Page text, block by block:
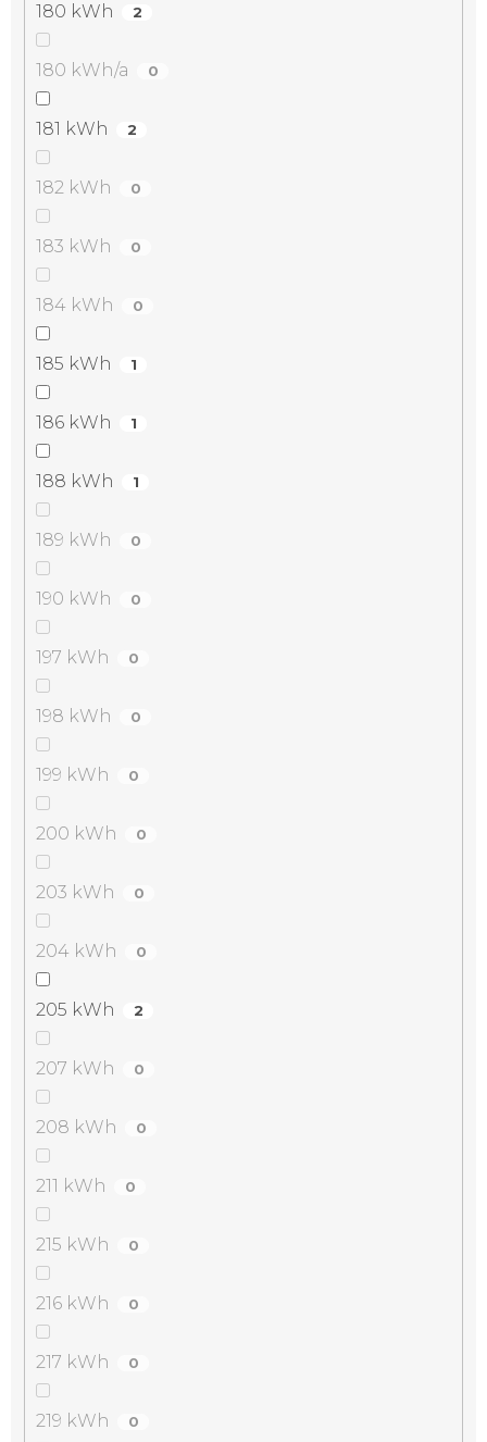
180 kWh 2
180 kWh/a 0
181 kWh 2
182 kWh 0
183 kWh 0
184 kWh 0
185 kWh 1
186 kWh 1
188 kWh 1
189 kWh 0
190 kWh 0
197 kWh 0
198 kWh 0
199 kWh 0
200 kWh 0
203 kWh 0
204 kWh 0
205 kWh 2
207 kWh 0
208 kWh 0
211 kWh 0
215 kWh 0
216 kWh 0
217 kWh 0
219 kWh 0